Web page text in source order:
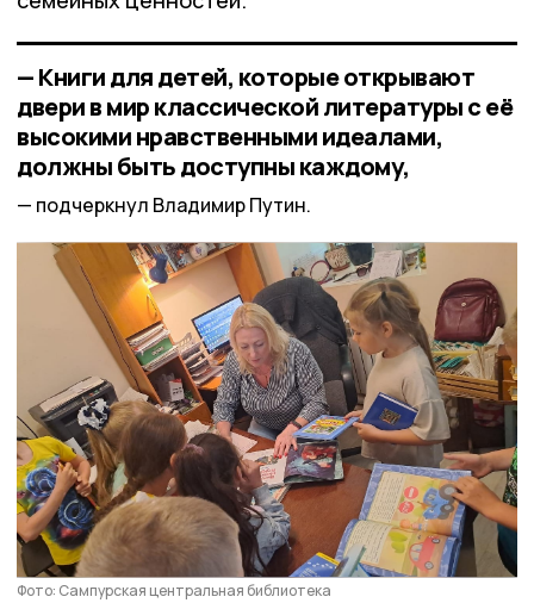
— Книги для детей, которые открывают
двери в мир классической литературы с её
высокими нравственными идеалами,
должны быть доступны каждому,
подчеркнул Владимир Путин.
Фото: Сампурская центральная библиотека